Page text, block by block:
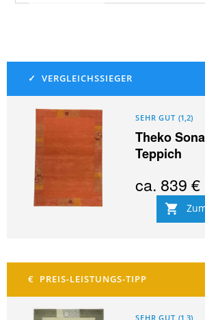
SEHR GUT (1,2)
Theko
Teppich
ca. 839 €